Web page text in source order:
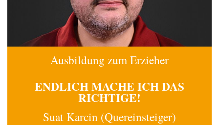
Ausbildung zum Erzieher
ENDLICH MACHE ICHDAS
RICHTIGE!
Suat Karcin (Quereinsteiger)